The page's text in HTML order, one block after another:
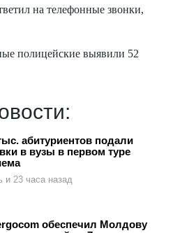
на телефонные звонки,
полицейские выявили 52
абитуриентов подали
в вузы в первом туре
и 23 часа назад
обеспечил Молдову